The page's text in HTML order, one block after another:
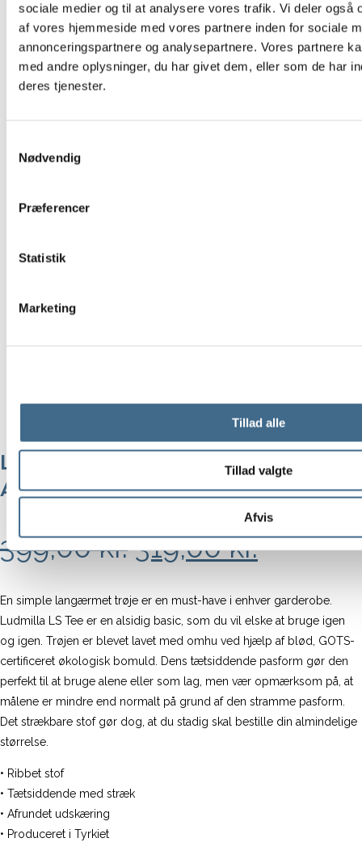
sociale medier og til at analysere vores trafik. Vi deler også
af vores hjemmeside med vores partnere inden for sociale
annonceringspartnere og analysepartnere. Vores partnere
med andre oplysninger, du har givet dem, eller som de har
deres tjenester.
Nødvendig
Præferencer
Statistik
Marketing
Tillad alle
Tillad valgte
Afvis
Ludmilla langærmet t-shirt | Basic
Apparel – Frozen Fjord/Raven
399,00kr.Den
pris
var:
399,00 kr..
319,00kr.Den
pris
er:
319,00
En simple langærmet trøje er en must-have i enhver garderobe.
Ludmilla LS Tee er en alsidig basic, som du vil elske at bruge igen
og igen. Trøjen er blevet lavet med omhu ved hjælp af blød, GOTS-
certificeret økologisk bomuld. Dens tætsiddende pasform gør den
perfekt til at bruge alene eller som lag, men vær opmærksom på, at
målene er mindre end normalt på grund af den stramme pasform.
Det strækbare stof gør dog, at du stadig skal bestille din almindelige
størrelse.
• Ribbet stof
• Tætsiddende med stræk
• Afrundet udskæring
• Produceret i Tyrkiet